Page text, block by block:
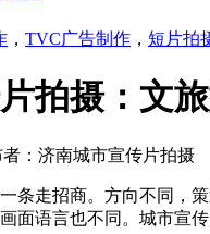
， TVC广告制作 ， 短片拍
拍摄：文
：济南城市宣传片拍摄
走招商。方向不同，策
面语言也不同。城市宣